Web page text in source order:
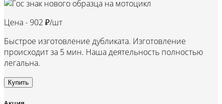
Цена - 902 ₽/шт
Быстрое изготовление дубликата. Изготовление
происходит за 5 мин. Наша деятельность полностью
легальна.
Купить